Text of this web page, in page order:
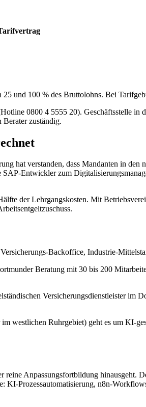
und 100 % des Bruttolohns. Bei
0800 4 5555 20). Geschäftsstelle in
zuständig.
hat verstanden, dass Mandanten in
Entwickler zum
der Lehrgangskosten. Mit
Backoffice, Industrie-
Beratung mit 30 bis 200
Versicherungsdienstleister im
westlichen Ruhrgebiet) geht es um KI-
Anpassungsfortbildung hinausgeht.
Prozessautomatisierung, n8n-